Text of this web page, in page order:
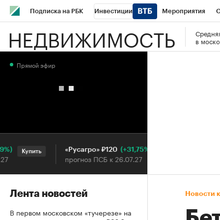
Подписка на РБК Инвестиции Мероприятия
Школа управления РБК РБК Образование РБК Курсы
НЕДВИЖИМОСТЬ
в
Новости
Прямой эфир
Купить «Русагро» ₽120 (+31,75%)
прогноз ПСБ к 26.07.27
Лента новостей
В первом московском «тучерезе» на